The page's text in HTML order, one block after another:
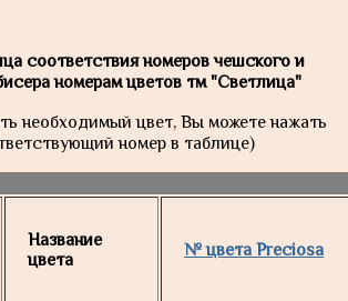
соответствия номеров чешского и
номерам цветов тм "Светлица"
необходимый цвет, Вы можете нажать
номер в таблице)
Название
цвета
№ цвета Preciosa